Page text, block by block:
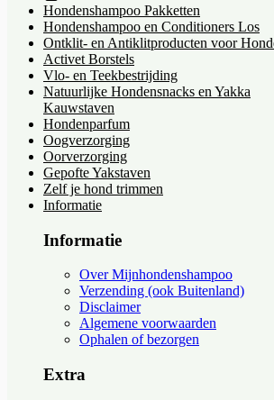
Hondenshampoo Pakketten
Hondenshampoo en Conditioners Los
Ontklit- en Antiklitproducten voor
Activet Borstels
Vlo- en Teekbestrijding
Natuurlijke Hondensnacks en Yakka
Kauwstaven
Hondenparfum
Oogverzorging
Oorverzorging
Gepofte Yakstaven
Zelf je hond trimmen
Informatie
Informatie
Over Mijnhondenshampoo
Verzending (ook Buitenland)
Disclaimer
Algemene voorwaarden
Ophalen of bezorgen
Extra